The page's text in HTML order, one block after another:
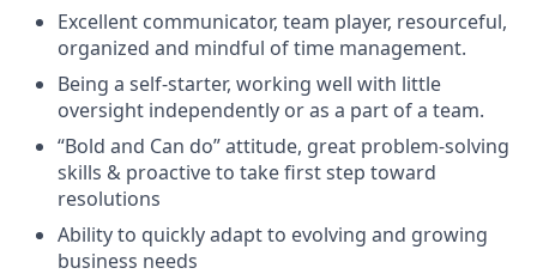
Excellent communicator, team player, resourceful,
organized and mindful of time management.
Being a self-starter, working well with little
oversight independently or as a part of a team.
“Bold and Can do” attitude, great problem-solving
skills & proactive to take first step toward
resolutions
Ability to quickly adapt to evolving and growing
business needs